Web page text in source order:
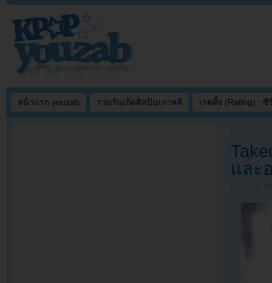
หน้าแรก youzab รวมวันเกิดศิลปินเกาหลี เรตติ้ง (Rating) : ซี
และ